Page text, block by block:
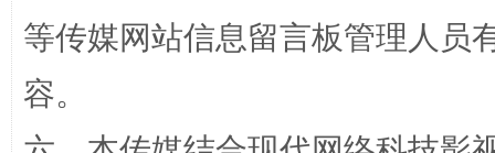
等传媒网站信息留言板管理人员
容。